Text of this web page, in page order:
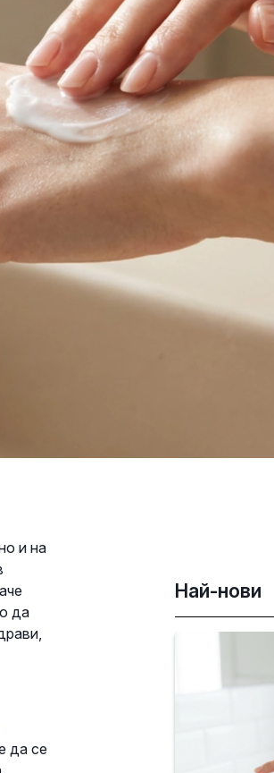
и на
да
да се
Най-нови